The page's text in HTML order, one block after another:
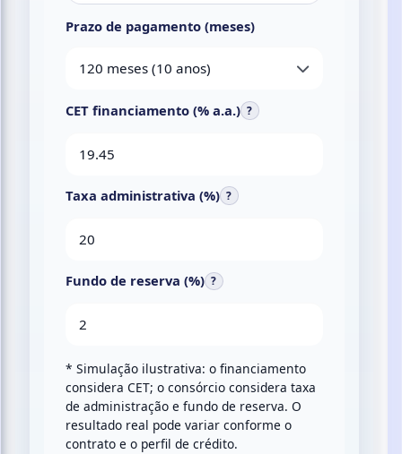
Prazo de pagamento (meses)
120 meses (10 anos)
CET financiamento (% a.a.) ?
Taxa administrativa (%) ?
Fundo de reserva (%) ?
* Simulação ilustrativa: o financiamento
considera CET; o consórcio considera taxa
de administração e fundo de reserva. O
resultado real pode variar conforme o
contrato e o perfil de crédito.